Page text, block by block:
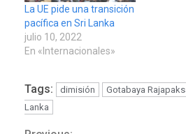
La UE pide una transición
pacífica en Sri Lanka
julio 10, 2022
En «Internacionales»
Tags: dimisión Gotabaya
Lanka